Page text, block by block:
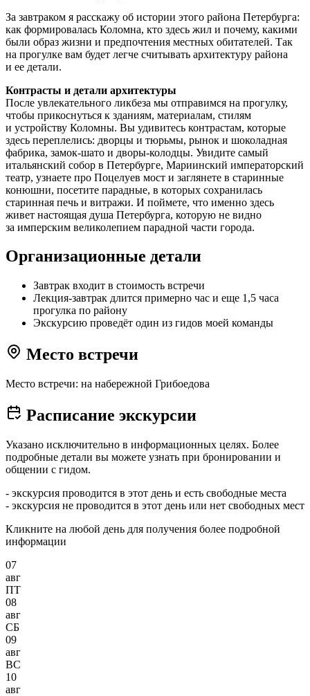
За завтраком я расскажу об истории этого района Петербурга:
как формировалась Коломна, кто здесь жил и почему, какими
были образ жизни и предпочтения местных обитателей. Так
на прогулке вам будет легче считывать архитектуру района
и ее детали.
Контрасты и детали архитектуры
После увлекательного ликбеза мы отправимся на прогулку,
чтобы прикоснуться к зданиям, материалам, стилям
и устройству Коломны. Вы удивитесь контрастам, которые
здесь переплелись: дворцы и тюрьмы, рынок и шоколадная
фабрика, замок-шато и дворы-колодцы. Увидите самый
итальянский собор в Петербурге, Мариинский императорский
театр, узнаете про Поцелуев мост и заглянете в старинные
конюшни, посетите парадные, в которых сохранилась
старинная печь и витражи. И поймете, что именно здесь
живет настоящая душа Петербурга, которую не видно
за имперским великолепием парадной части города.
Организационные детали
Завтрак входит в стоимость встречи
Лекция-завтрак длится примерно час и еще 1,5 часа
прогулка по району
Экскурсию проведёт один из гидов моей команды
Место встречи
Место встречи: на набережной Грибоедова
Расписание экскурсии
Указано исключительно в информационных целях. Более
подробные детали вы можете узнать при бронировании и
общении с гидом.
- экскурсия проводится в этот день и есть свободные места
- экскурсия не проводится в этот день или нет свободных мест
Кликните на любой день для получения более подробной
информации
07
авг
ПТ
08
авг
СБ
09
авг
ВС
10
авг